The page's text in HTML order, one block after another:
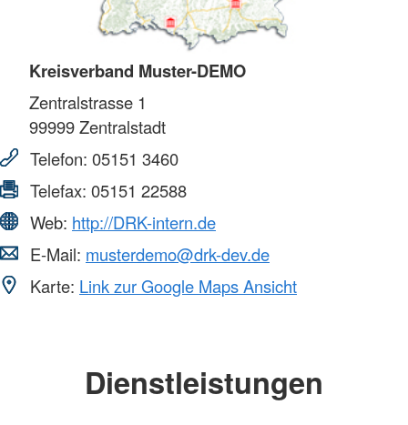
Kreisverband Muster-DEMO
Zentralstrasse 1
99999Zentralstadt
Telefon: 05151 3460
Telefax: 05151 22588
Web: http://DRK-intern.de
E-Mail: musterdemo@drk-dev.de
Karte: Link zur Google Maps Ansicht
Dienstleistungen